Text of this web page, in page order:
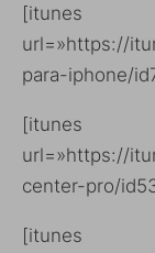
[itunes
url=»https://
para-iphone/
[itunes
url=»https://
center-pro/
[itunes